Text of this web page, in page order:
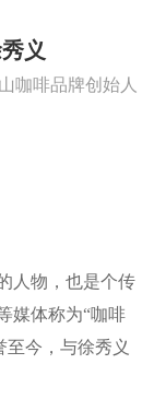
义
咖啡品牌创始人
人物，也是个传
媒体称为“咖啡
至今，与徐秀义